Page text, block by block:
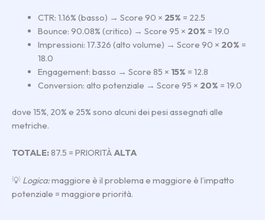
CTR: 1.16% (basso) → Score 90 × 25% = 22.5
Bounce: 90.08% (critico) → Score 95 × 20% = 19.0
Impressioni: 17.326 (alto volume) → Score 90 × 20% =
18.0
Engagement: basso → Score 85 × 15% = 12.8
Conversion: alto potenziale → Score 95 × 20% = 19.0
dove 15%, 20% e 25% sono alcuni dei pesi assegnati alle
metriche.
TOTALE:87.5 = PRIORITÀ ALTA
💡 Logica:maggiore è il problema e maggiore è l’impatto
potenziale = maggiore priorità.